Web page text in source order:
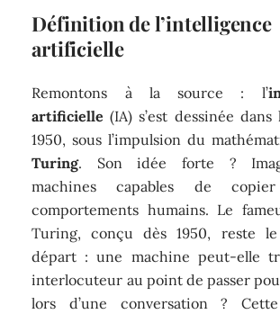
Définition de l’intelligence
artificielle
Remontons à la source : l’
artificielle (IA) s’est dessinée dans
1950, sous l’impulsion du
Turing. Son idée forte ?
machines capables de
comportements humains. Le
Turing, conçu dès 1950, reste
départ : une machine peut-elle
interlocuteur au point de passer
lors d’une conversation ?